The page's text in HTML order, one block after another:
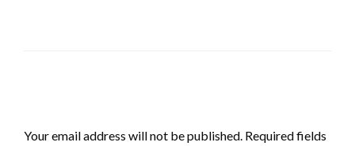
Your email address will not be published. Required fields